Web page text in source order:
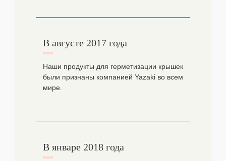
В августе 2017 года
Наши продукты для герметизации крышек
были признаны компанией Yazaki во всем
мире.
В январе 2018 года